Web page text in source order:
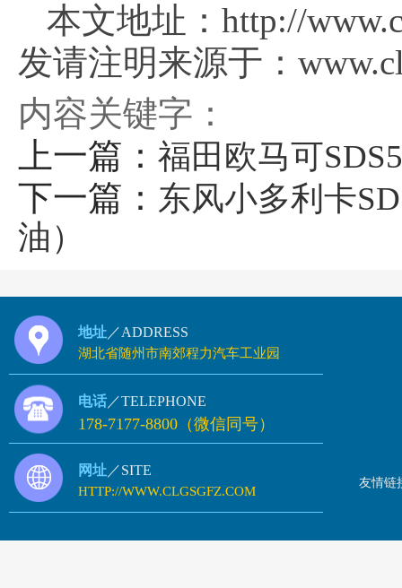
本文地址：http://
发请注明来源于：
内容关键字：
上一篇： 福田欧马可
下一篇： 东风小多利卡
油）
地址 ／ADDRESS
湖北省随州市南郊程力汽车工业园
电话 ／TELEPHONE
178-7177-8800（微信同号）
网址 ／SITE
HTTP://WWW.CLGSGFZ.COM
友情链